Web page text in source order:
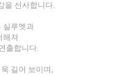
을 선사합니다.
실루엣과
해져
출합니다.
길어 보이며,